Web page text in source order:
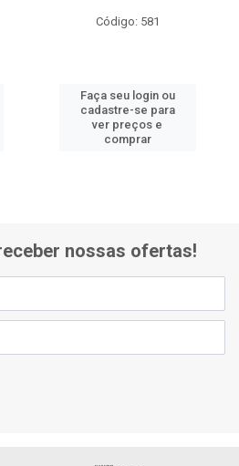
Código: 581
Faça seu login ou
cadastre-se para
ver preços e
comprar
nossas ofertas!